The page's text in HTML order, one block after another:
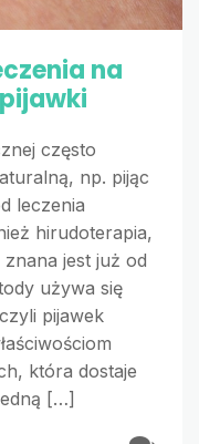
na
często
np. pijąc
leczenia
hirudoterapia,
jest już od
używa się
pijawek
która dostaje
[…]